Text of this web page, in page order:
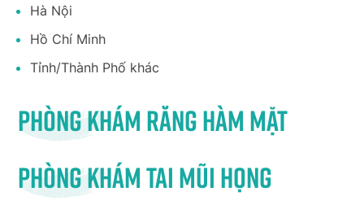
Hà Nội
Hồ Chí Minh
Tỉnh/Thành Phố khác
Phòng khám răng hàm mặt
Phòng khám tai mũi họng